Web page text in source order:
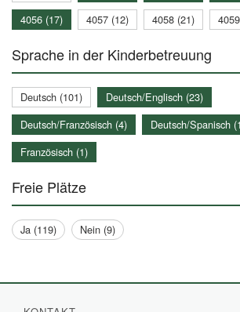
4056 (17)
4057 (12) 4058 (21)
Sprache in der Kinderbetreuung
Deutsch (101)
Deutsch/Englisch (23)
Deutsch/Französisch (4)
Deutsch/Spanisch
Französisch (1)
Freie Plätze
Ja (119) Nein (9)